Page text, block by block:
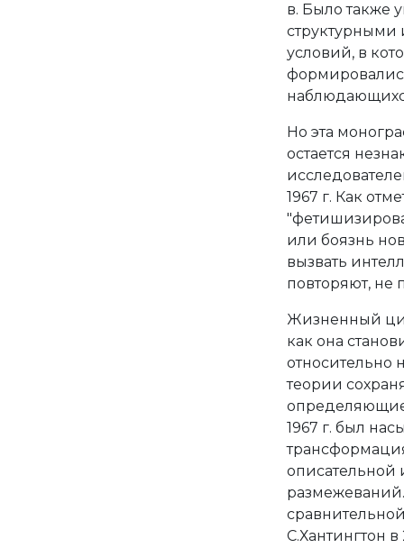
в. Было также
структурными
условий, в
Но эта
остается
1967 г. Как
или боязнь
вызвать
повторяют, не
Жизненный
как она
относительно
теории
1967 г. был
описательной
С.Хантингтон